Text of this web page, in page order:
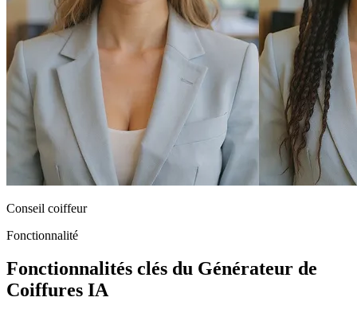
Conseil coiffeur
Fonctionnalité
Fonctionnalités clés du Générateur de
Coiffures IA